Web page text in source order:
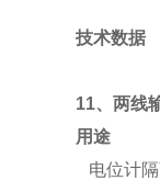
技术数据
11、两线
用途
电位计